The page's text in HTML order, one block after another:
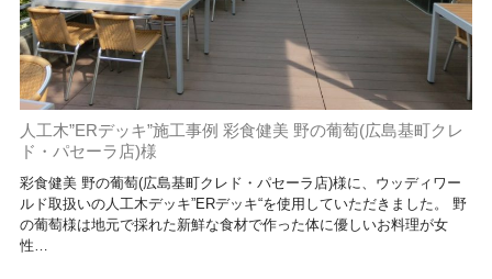
人工木”ERデッキ”施工事例 彩食健美 野の葡萄(広島基町クレ
ド・パセーラ店)様
彩食健美 野の葡萄(広島基町クレド・パセーラ店)様に、ウッディワー
ルド取扱いの人工木デッキ”ERデッキ“を使用していただきました。 野
の葡萄様は地元で採れた新鮮な食材で作った体に優しいお料理が女
性…